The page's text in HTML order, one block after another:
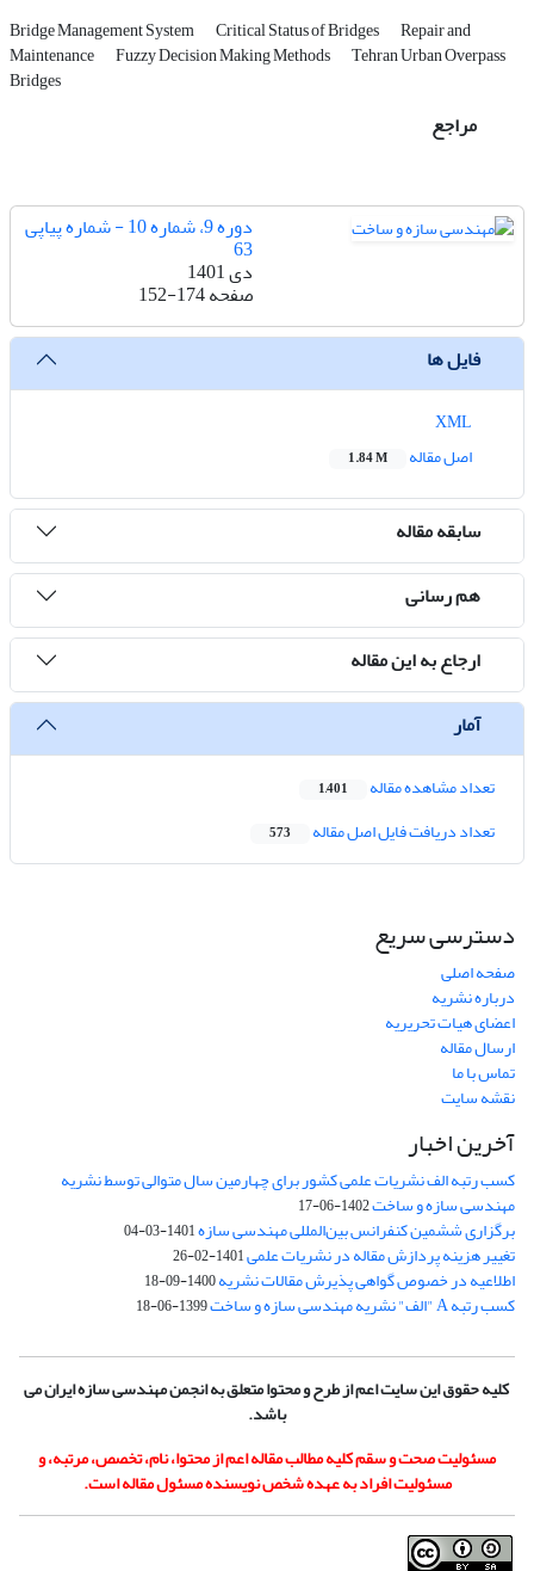
Bridge Management System Critical Status of Bridges Repair and
Maintenance Fuzzy Decision Making Methods Tehran Urban Overpass
Bridges
مراجع
دوره 9، شماره 10 - شماره پیاپی
63
دی 1401
صفحه152-174
فایل ها
اصل مقاله
1.84 M
سابقه مقاله
هم رسانی
ارجاع به این مقاله
آمار
تعداد مشاهده مقاله 1,401
تعداد دریافت فایل اصل مقاله 573
دسترسی سریع
صفحه اصلی
درباره نشریه
اعضای هیات تحریریه
ارسال مقاله
تماس با ما
نقشه سایت
آخرین اخبار
کسب رتبه الف نشریات علمی کشور برای چهارمین سال متوالی توسط نشریه
مهندسی سازه و ساخت1402-06-17
برگزاری ششمین کنفرانس بین‌المللی مهندسی سازه1401-03-04
تغییر هزینه پردازش مقاله در نشریات علمی1401-02-26
اطلاعیه در خصوص گواهی پذیرش مقالات نشریه1400-09-18
کسب رتبه A "الف" نشریه مهندسی سازه و ساخت 1399-06-18
کلیه حقوق این سایت اعم از طرح و محتوا متعلق به انجمن مهندسی سازه ایران می
باشد.
مسئولیت صحت و سقم کلیه مطالب مقاله اعم از محتوا، نام، تخصص، مرتبه، و
مسئولیت افراد به عهده شخص نویسنده مسئول مقاله است.